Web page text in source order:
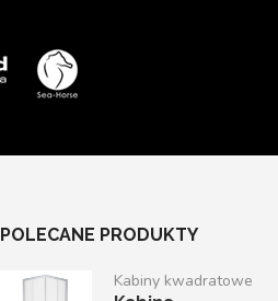
POLECANE PRODUKTY
Kabiny kwadratowe